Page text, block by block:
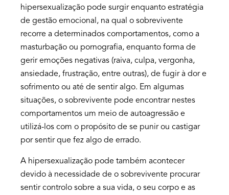
hipersexualização pode surgir enquanto estratégia
de gestão emocional, na qual o sobrevivente
recorre a determinados comportamentos, como a
masturbação ou pornografia, enquanto forma de
gerir emoções negativas (raiva, culpa, vergonha,
ansiedade, frustração, entre outras), de fugir à dor e
sofrimento ou até de sentir algo. Em algumas
situações, o sobrevivente pode encontrar nestes
comportamentos um meio de autoagressão e
utilizá-los com o propósito de se punir ou castigar
por sentir que fez algo de errado.
A hipersexualização pode também acontecer
devido à necessidade de o sobrevivente procurar
sentir controlo sobre a sua vida, o seu corpo e as